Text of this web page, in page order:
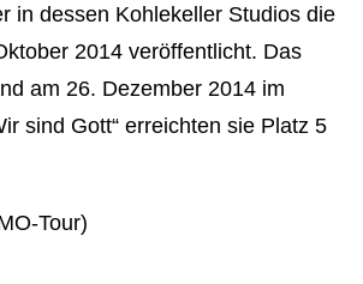
in dessen Kohlekeller Studios die
2014 veröffentlicht. Das
am 26. Dezember 2014 im
sind Gott“ erreichten sie Platz 5
Tour)